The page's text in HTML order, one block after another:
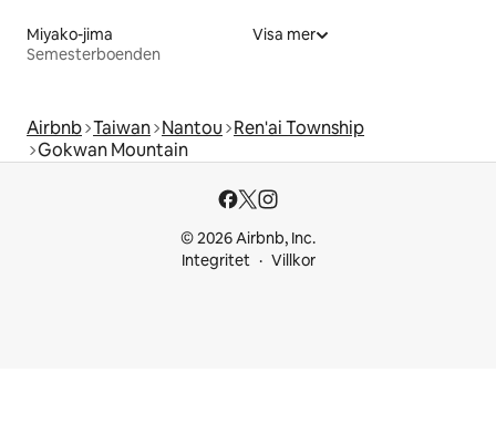
Miyako-jima
Semesterboenden
Visa mer
Airbnb Taiwan Nantou Ren'ai Township
Gokwan Mountain
© 2026 Airbnb, Inc.
Integritet
Villkor